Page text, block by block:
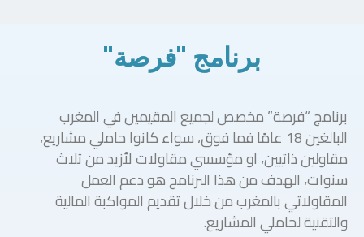
برنامج "فرصة"
برنامج “فرصة” مخصص لجميع المقيمين في المغرب
البالغين 18 عامًا فما فوق، سواء كانوا حاملي مشاريع،
مقاولين ذاتيين، او مؤسسي مقاولات لأزيد من ثلاث
سنوات، الهدف من هذا البرنامج هو دعم العمل
المقاولاتي بالمغرب من خلال تقديم المواكبة المالية
والتقنية لحاملي المشاريع.